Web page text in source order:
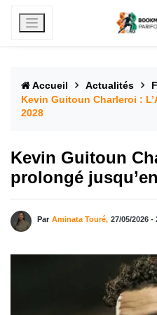
Accueil Actualités
Kevin Guitoun Charleroi :
2028
Kevin Guitoun
prolongé
Par Aminata Touré, 27/05/2026 -